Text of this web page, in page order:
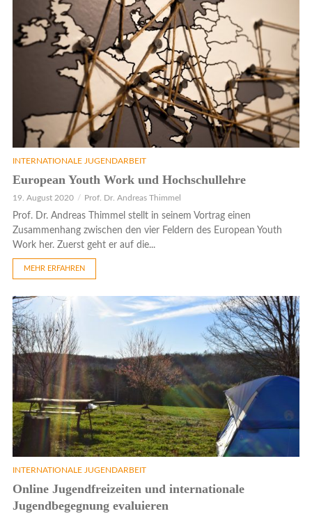
INTERNATIONALE JUGENDARBEIT
European Youth Work und Hochschullehre
19. August 2020 Prof. Dr. Andreas Thimmel
Prof. Dr. Andreas Thimmel stellt in seinem Vortrag einen
Zusammenhang zwischen den vier Feldern des European Youth
Work her. Zuerst geht er auf die...
MEHR ERFAHREN
INTERNATIONALE JUGENDARBEIT
Online Jugendfreizeiten und internationale
Jugendbegegnung evaluieren